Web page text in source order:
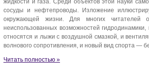
сосуды и нефтепроводы. Изложение
окружающей жизни. Для многих читателей
неиспользованных возможностей
относятся и лыжи с воздушной смазкой, и
волнового сопротивления, и новый вид спорта —
Читать полностью »